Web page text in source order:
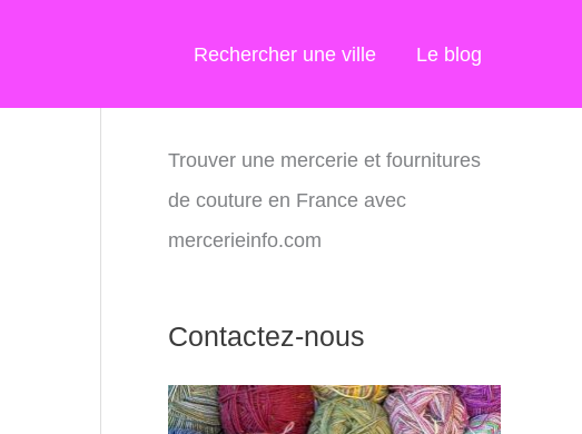
Rechercher une ville Le blog
Trouver une mercerie et fournitures
de couture en France avec
mercerieinfo.com
Contactez-nous